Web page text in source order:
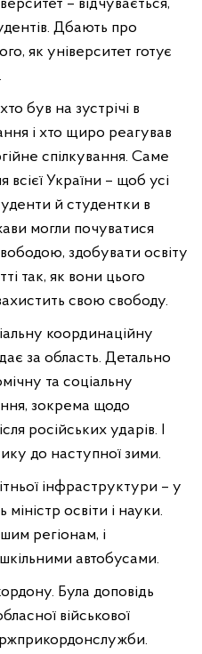
– відчувається,
Дбають про
як університет готує
був на зустрічі в
і хто щиро реагував
спілкування. Саме
України – щоб усі
й студентки в
могли почуватися
здобувати освіту
так, як вони цього
свою свободу.
координаційну
за область. Детально
та соціальну
зокрема щодо
російських ударів. І
до наступної зими.
інфраструктури – у
міністр освіти і науки.
регіонам, і
автобусами.
Була доповідь
військової